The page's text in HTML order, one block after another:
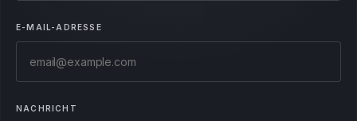
E-MAIL-ADRESSE
NACHRICHT